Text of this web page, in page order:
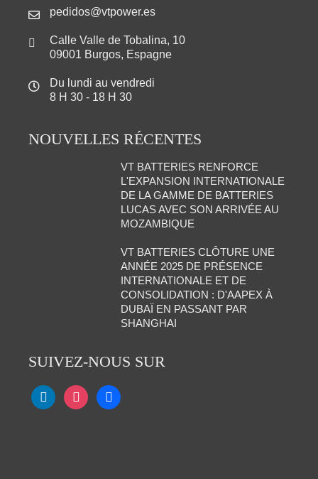
pedidos@vtpower.es
Calle Valle de Tobalina, 10
09001 Burgos, Espagne
Du lundi au vendredi
8 H 30 - 18 H 30
NOUVELLES RÉCENTES
VT BATTERIES RENFORCE
L'EXPANSION INTERNATIONALE
DE LA GAMME DE BATTERIES
LUCAS AVEC SON ARRIVÉE AU
MOZAMBIQUE
VT BATTERIES CLÔTURE UNE
ANNÉE 2025 DE PRÉSENCE
INTERNATIONALE ET DE
CONSOLIDATION : D'AAPEX À
DUBAÏ EN PASSANT PAR
SHANGHAI
SUIVEZ-NOUS SUR